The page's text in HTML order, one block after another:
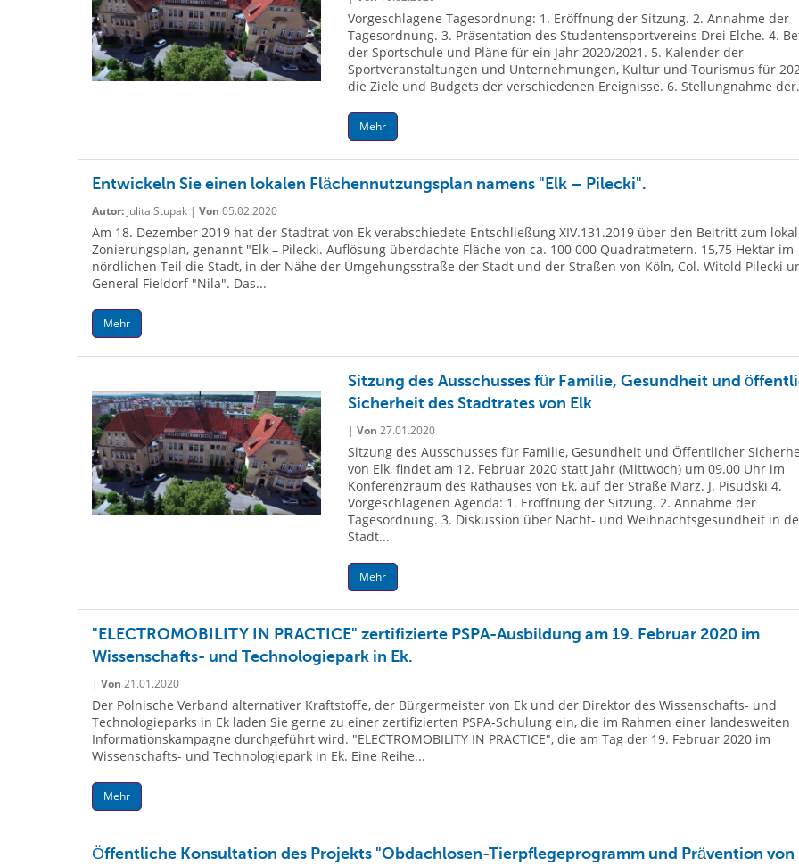
Vorgeschlagene Tagesordnung: 1. Eröffnung der Sitzung. 2. Annahme der
Tagesordnung. 3. Präsentation des Studentensportvereins Drei Elche. 4.
der Sportschule und Pläne für ein Jahr 2020/2021. 5. Kalender der
Sportveranstaltungen und Unternehmungen, Kultur und Tourismus für
die Ziele und Budgets der verschiedenen Ereignisse. 6. Stellungnahme
Mehr
Entwickeln Sie einen lokalen Flächennutzungsplan namens "Elk – Pilecki".
Autor: Julita Stupak | Von 05.02.2020
Am 18. Dezember 2019 hat der Stadtrat von Ek verabschiedete Entschließung XIV.131.2019 über den Beitritt zum
Zonierungsplan, genannt "Elk – Pilecki. Auflösung überdachte Fläche von ca. 100 000 Quadratmetern. 15,75 Hektar im
nördlichen Teil die Stadt, in der Nähe der Umgehungsstraße der Stadt und der Straßen von Köln, Col. Witold Pilecki
General Fieldorf "Nila". Das...
Mehr
Sitzung des Ausschusses für Familie, Gesundheit und
Sicherheit des Stadtrates von Elk
| Von 27.01.2020
Sitzung des Ausschusses für Familie, Gesundheit und Öffentlicher
von Elk, findet am 12. Februar 2020 statt Jahr (Mittwoch) um 09.00 Uhr im
Konferenzraum des Rathauses von Ek, auf der Straße März. J. Pisudski 4.
Vorgeschlagenen Agenda: 1. Eröffnung der Sitzung. 2. Annahme der
Tagesordnung. 3. Diskussion über Nacht- und Weihnachtsgesundheit in
Stadt...
Mehr
"ELECTROMOBILITY IN PRACTICE" zertifizierte PSPA-Ausbildung am 19. Februar 2020 im
Wissenschafts- und Technologiepark in Ek.
| Von 21.01.2020
Der Polnische Verband alternativer Kraftstoffe, der Bürgermeister von Ek und der Direktor des Wissenschafts- und
Technologieparks in Ek laden Sie gerne zu einer zertifizierten PSPA-Schulung ein, die im Rahmen einer landesweiten
Informationskampagne durchgeführt wird. "ELECTROMOBILITY IN PRACTICE", die am Tag der 19. Februar 2020 im
Wissenschafts- und Technologiepark in Ek. Eine Reihe...
Mehr
Öffentliche Konsultation des Projekts "Obdachlosen-Tierpflegeprogramm und Prävention von